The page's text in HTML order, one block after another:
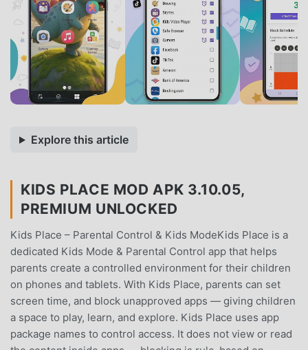
Explore this article
KIDS PLACE MOD APK 3.10.05,
PREMIUM UNLOCKED
Kids Place – Parental Control & Kids ModeKids Place is a
dedicated Kids Mode & Parental Control app that helps
parents create a controlled environment for their children
on phones and tablets. With Kids Place, parents can set
screen time, and block unapproved apps — giving children
a space to play, learn, and explore. Kids Place uses app
package names to control access. It does not view or read